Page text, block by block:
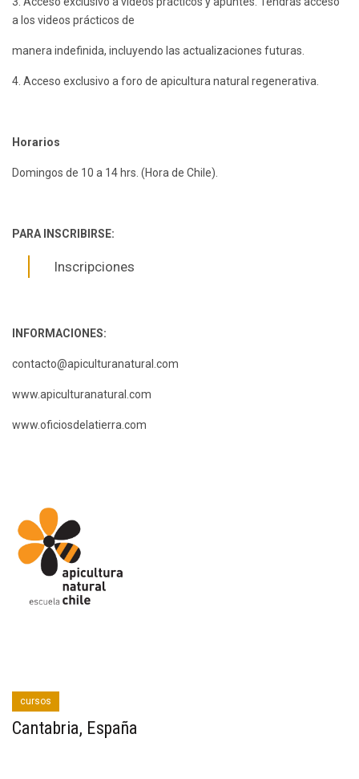
a los videos prácticos de
manera indefinida, incluyendo las actualizaciones futuras.
4. Acceso exclusivo a foro de apicultura natural regenerativa.
Horarios
Domingos de 10 a 14 hrs. (Hora de Chile).
PARA INSCRIBIRSE:
Inscripciones
INFORMACIONES:
contacto@apiculturanatural.com
www.apiculturanatural.com
www.oficiosdelatierra.com
cursos
Cantabria, España